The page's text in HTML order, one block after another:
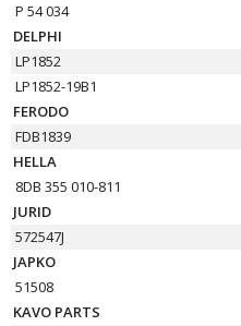
P 54 034
DELPHI
LP1852
LP1852-19B1
FERODO
FDB1839
HELLA
8DB 355 010-811
JURID
572547J
JAPKO
51508
KAVO PARTS